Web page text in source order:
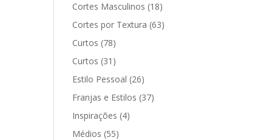
Cortes Masculinos (18)
Cortes por Textura (63)
Curtos (78)
Curtos (31)
Estilo Pessoal (26)
Franjas e Estilos (37)
Inspirações (4)
Médios (55)